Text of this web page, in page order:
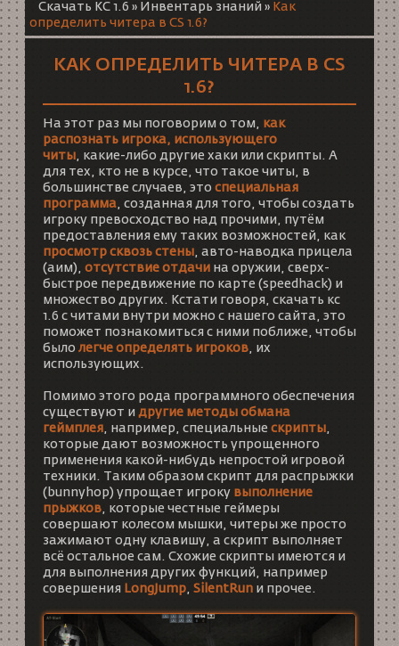
Скачать КС 1.6 » Инвентарь знаний » Как
определить читера в CS 1.6?
КАК ОПРЕДЕЛИТЬ ЧИТЕРА В CS
1.6?
На этот раз мы поговорим о том, как
распознать игрока, использующего
читы, какие-либо другие хаки или скрипты. А
для тех, кто не в курсе, что такое читы, в
большинстве случаев, это специальная
программа, созданная для того, чтобы создать
игроку превосходство над прочими, путём
предоставления ему таких возможностей, как
просмотр сквозь стены, авто-наводка прицела
(аим), отсутствие отдачина оружии, сверх-
быстрое передвижение по карте (speedhack) и
множество других. Кстати говоря, скачать кс
1.6 с читамивнутри можно с нашего сайта, это
поможет познакомиться с ними поближе, чтобы
было легче определять игроков, их
использующих.
Помимо этого рода программного обеспечения
существуют и другие методы обмана
геймплея, например, специальные скрипты,
которые дают возможность упрощенного
применения какой-нибудь непростой игровой
техники. Таким образом скрипт для распрыжки
(bunnyhop) упрощает игроку выполнение
прыжков, которые честные геймеры
совершают колесом мышки, читеры же просто
зажимают одну клавишу, а скрипт выполняет
всё остальное сам. Схожие скрипты имеются и
для выполнения других функций, например
совершения LongJump, SilentRunи прочее.